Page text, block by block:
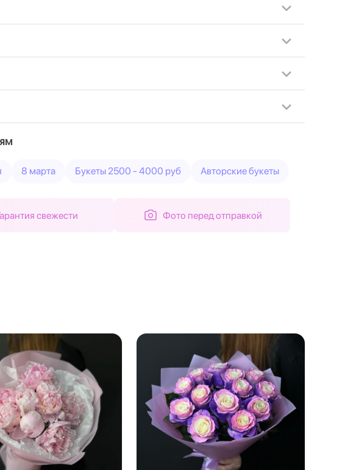
8 марта Букеты 2500 - 4000 руб Авторские букеты
свежести Фото перед отправкой